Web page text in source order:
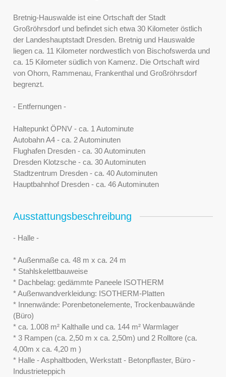
Bretnig-Hauswalde ist eine Ortschaft der Stadt
Großröhrsdorf und befindet sich etwa 30 Kilometer östlich
der Landeshauptstadt Dresden. Bretnig und Hauswalde
liegen ca. 11 Kilometer nordwestlich von Bischofswerda und
ca. 15 Kilometer südlich von Kamenz. Die Ortschaft wird
von Ohorn, Rammenau, Frankenthal und Großröhrsdorf
begrenzt.
- Entfernungen -
Haltepunkt ÖPNV - ca. 1 Autominute
Autobahn A4 - ca. 2 Autominuten
Flughafen Dresden - ca. 30 Autominuten
Dresden Klotzsche - ca. 30 Autominuten
Stadtzentrum Dresden - ca. 40 Autominuten
Hauptbahnhof Dresden - ca. 46 Autominuten
Ausstattungsbeschreibung
- Halle -
* Außenmaße ca. 48 m x ca. 24 m
* Stahlskelettbauweise
* Dachbelag: gedämmte Paneele ISOTHERM
* Außenwandverkleidung: ISOTHERM-Platten
* Innenwände: Porenbetonelemente, Trockenbauwände
(Büro)
* ca. 1.008 m² Kalthalle und ca. 144 m² Warmlager
* 3 Rampen (ca. 2,50 m x ca. 2,50m) und 2 Rolltore (ca.
4,00m x ca. 4,20 m )
* Halle - Asphaltboden, Werkstatt - Betonpflaster, Büro -
Industrieteppich